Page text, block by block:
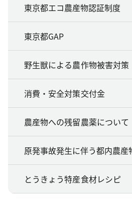
東京都エコ農産物認証制度
東京都GAP
野生獣による農作物被害対策
消費・安全対策交付金
農産物への残留農薬について
原発事故発生に伴う都内農産
とうきょう特産食材レシピ